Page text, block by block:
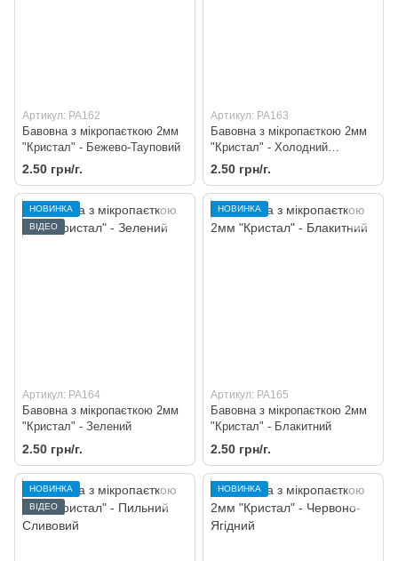
Артикул: PA162
Бавовна з мікропаєткою 2мм
"Кристал" - Бежево-Тауповий
2.50 грн/г.
Артикул: PA163
Бавовна з мікропаєткою 2мм
"Кристал" - Холодний
Рожевий
2.50 грн/г.
НОВИНКА
ВІДЕО
Артикул: PA164
Бавовна з мікропаєткою 2мм
"Кристал" - Зелений
2.50 грн/г.
НОВИНКА
Артикул: PA165
Бавовна з мікропаєткою 2мм
"Кристал" - Блакитний
2.50 грн/г.
НОВИНКА
ВІДЕО
НОВИНКА